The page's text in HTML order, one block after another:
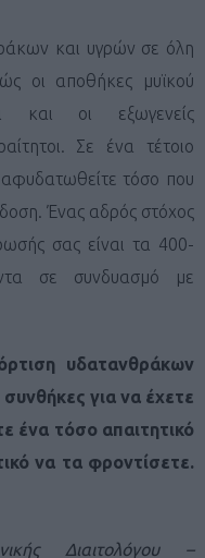
και υγρών σε όλη
οι αποθήκες μυϊκού
και οι εξωγενείς
Σε ένα τέτοιο
τόσο που
Ένας αδρός στόχος
σας είναι τα 400-
σε συνδυασμό με
υδατανθράκων
για να έχετε
ένα τόσο απαιτητικό
να τα φροντίσετε.
Διαιτολόγου –